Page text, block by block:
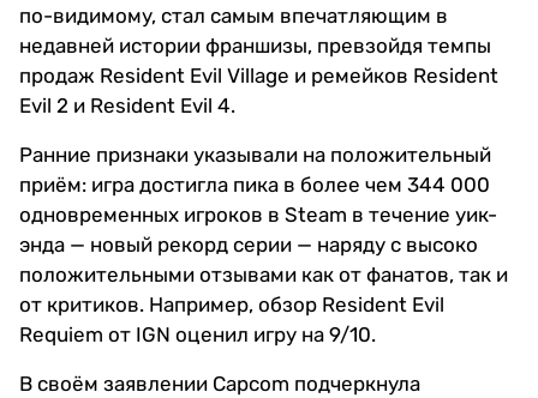
по-видимому, стал самым впечатляющим в
недавней истории франшизы, превзойдя темпы
продаж Resident Evil Village и ремейков Resident
Evil 2 и Resident Evil 4.
Ранние признаки указывали на положительный
приём: игра достигла пика в более чем 344 000
одновременных игроков в Steam в течение уик-
энда — новый рекорд серии — наряду с высоко
положительными отзывами как от фанатов, так и
от критиков. Например, обзор Resident Evil
Requiem от IGN оценил игру на 9/10.
В своём заявлении Capcom подчеркнула